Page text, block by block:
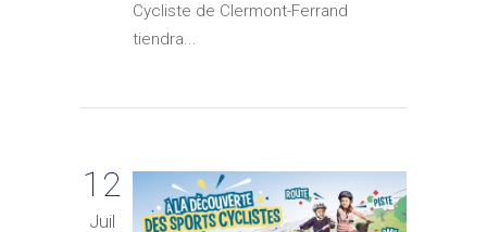
Cycliste de Clermont-Ferrand
tiendra...
12
Juil